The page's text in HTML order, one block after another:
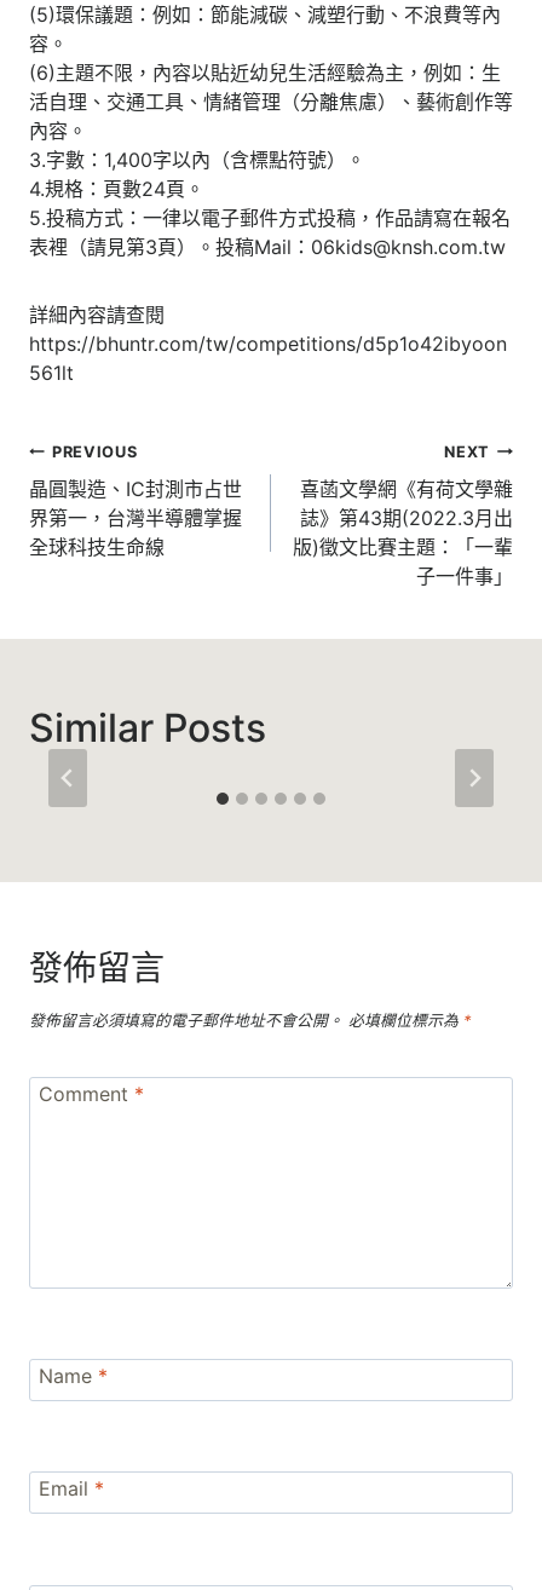
(5)環保議題：例如：節能減碳、減塑行動、不浪費等內
容。
(6)主題不限，內容以貼近幼兒生活經驗為主，例如：生
活自理、交通工具、情緒管理（分離焦慮）、藝術創作等
內容。
3.字數：1,400字以內（含標點符號）。
4.規格：頁數24頁。
5.投稿方式：一律以電子郵件方式投稿，作品請寫在報名
表裡（請見第3頁）。投稿Mail：06kids@knsh.com.tw
詳細內容請查閱
https://bhuntr.com/tw/competitions/d5p1o42ibyoon
561lt
文
章
導
PREVIOUS
晶圓製造、IC封測市占世
界第一，台灣半導體掌握
全球科技生命線
NEXT
喜菡文學網《有荷文學雜
誌》第43期(2022.3月出
版)徵文比賽主題：「一輩
子一件事」
Similar Posts
發佈留言
發佈留言必須填寫的電子郵件地址不會公開。 必填欄位標示為 *
Comment *
Name *
Email *